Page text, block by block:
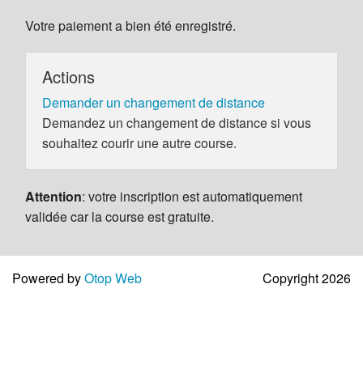
Votre paiement a bien été enregistré.
Actions
Demander un changement de distance
Demandez un changement de distance si vous
souhaitez courir une autre course.
Attention: votre inscription est automatiquement
validée car la course est gratuite.
Powered byOtop Web Copyright 2026